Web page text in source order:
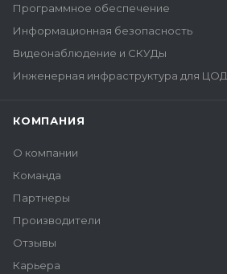
Программное обеспечение
Информационная безопасность
Видеонаблюдение и СКУДы
Инженерная инфраструктура для ЦОД
КОМПАНИЯ
О компании
Команда
Партнеры
Производители
Отзывы
Карьера